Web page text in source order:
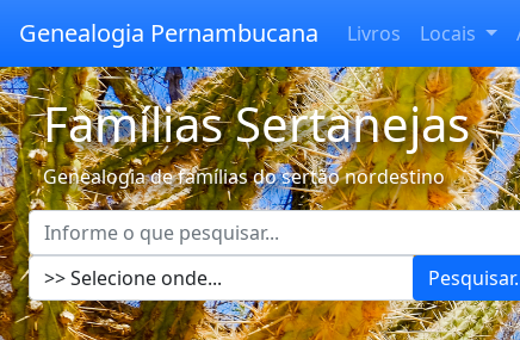
Genealogia Pernambucana Livros Locais
Famílias Sertanejas
Genealogia de famílias do sertão nordestino